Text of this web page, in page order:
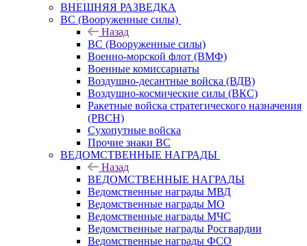
ВНЕШНЯЯ РАЗВЕДКА
ВС (Вооруженные силы)
Назад
ВС (Вооруженные силы)
Военно-морской флот (ВМФ)
Военные комиссариаты
Воздушно-десантные войска (ВДВ)
Воздушно-космические силы (ВКС)
Ракетные войска стратегического назначения
(РВСН)
Сухопутные войска
Прочие знаки ВС
ВЕДОМСТВЕННЫЕ НАГРАДЫ
Назад
ВЕДОМСТВЕННЫЕ НАГРАДЫ
Ведомственные награды МВД
Ведомственные награды МО
Ведомственные награды МЧС
Ведомственные награды Росгвардии
Ведомственные награды ФСО